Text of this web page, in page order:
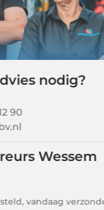
nodig?
Wessem
verzonden!